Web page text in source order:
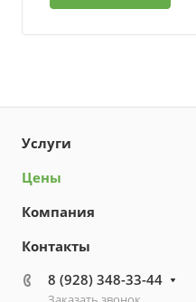
Услуги
Цены
Компания
Контакты
8 (928) 348-33-44